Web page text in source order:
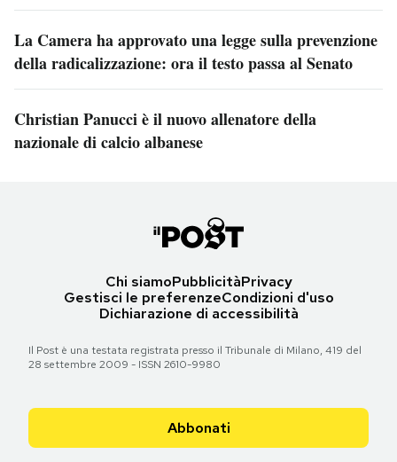
La Camera ha approvato una legge sulla prevenzione
della radicalizzazione: ora il testo passa al Senato
Christian Panucci è il nuovo allenatore della
nazionale di calcio albanese
Chi siamoPubblicitàPrivacy
Gestisci le preferenzeCondizioni d'uso
Dichiarazione di accessibilità
Il Post è una testata registrata presso il Tribunale di Milano, 419 del
28 settembre 2009 - ISSN 2610-9980
Abbonati